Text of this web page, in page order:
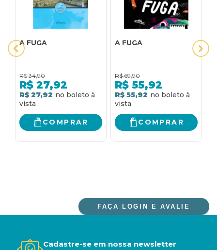
A FUGA
R$ 34,90
R$ 27,92
R$ 27,92
COMPRAR
A FUGA
R$ 69,90
R$ 55,92
R$ 55,92
COMPRAR
FAÇA LOGIN E AVALIE
Cadastre-se em nossa newsletter